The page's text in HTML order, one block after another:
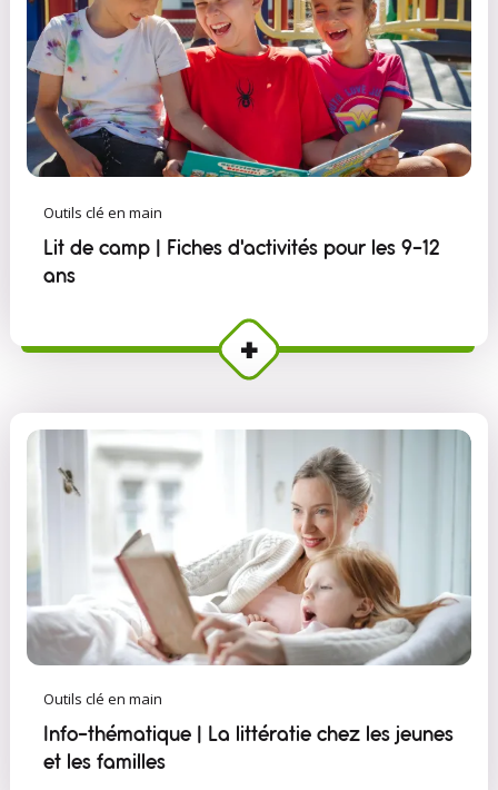
Outils clé en main
Lit de camp | Fiches d'activités pour les 9-12
ans
Outils clé en main
Info-thématique | La littératie chez les jeunes
et les familles